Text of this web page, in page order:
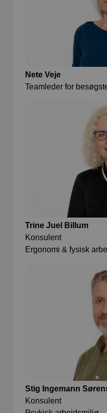
Nete Veje
Teamleder for
Trine Juel Billum
Konsulent
Ergonomi & fysisk
Stig Ingemann
Konsulent